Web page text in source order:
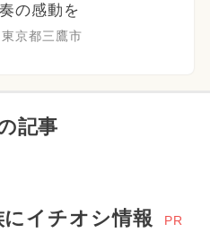
の感動を
東京都三鷹市
記事
イチオシ情報 PR